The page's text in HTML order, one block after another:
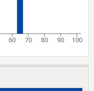
60 70 80 90 100